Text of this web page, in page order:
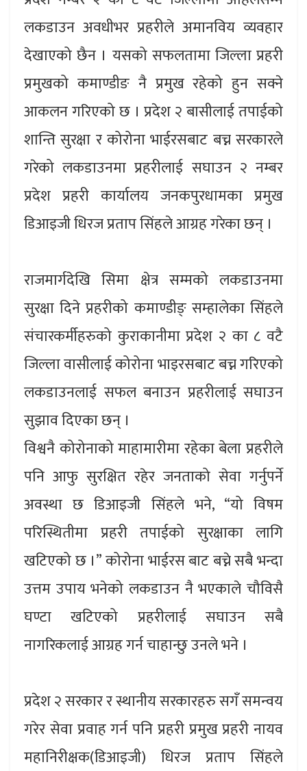
लकडाउन अवधीभर प्रहरीले अमानविय व्यवहार
देखाएको छैन । यसको सफलतामा जिल्ला प्रहरी
प्रमुखको कमाण्डीङ नै प्रमुख रहेको हुन सक्ने
आकलन गरिएको छ । प्रदेश २ बासीलाई तपाईको
शान्ति सुरक्षा र कोरोना भाईरसबाट बच्न सरकारले
गरेको लकडाउनमा प्रहरीलाई सघाउन २ नम्बर
प्रदेश प्रहरी कार्यालय जनकपुरधामका प्रमुख
डिआइजी धिरज प्रताप सिंहले आग्रह गरेका छन् ।
राजमार्गदेखि सिमा क्षेत्र सम्मको लकडाउनमा
सुरक्षा दिने प्रहरीको कमाण्डीङ् सम्हालेका सिंहले
संचारकर्मीहरुको कुराकानीमा प्रदेश २ का ८ वटै
जिल्ला वासीलाई कोरोना भाइरसबाट बच्न गरिएको
लकडाउनलाई सफल बनाउन प्रहरीलाई सघाउन
सुझाव दिएका छन् ।
विश्वनै कोरोनाको माहामारीमा रहेका बेला प्रहरीले
पनि आफु सुरक्षित रहेर जनताको सेवा गर्नुपर्ने
अवस्था छ डिआइजी सिंहले भने, “यो विषम
परिस्थितीमा प्रहरी तपाईको सुरक्षाका लागि
खटिएको छ ।” कोरोना भाईरस बाट बच्ने सबै भन्दा
उत्तम उपाय भनेको लकडाउन नै भएकाले चौविसै
घण्टा खटिएको प्रहरीलाई सघाउन सबै
नागरिकलाई आग्रह गर्न चाहान्छु उनले भने ।
प्रदेश २ सरकार र स्थानीय सरकारहरु सगँ समन्वय
गरेर सेवा प्रवाह गर्न पनि प्रहरी प्रमुख प्रहरी नायव
महानिरीक्षक(डिआइजी) धिरज प्रताप सिंहले